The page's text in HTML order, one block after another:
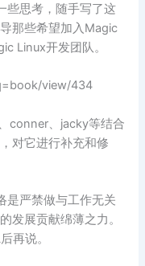
些思考，随手写了这
那些希望加入Magic
Linux开发团队。
view/434
conner、jacky等结合
对它进行补充和修
是严禁做与工作无关
发展贡献绵薄之力。
再说。